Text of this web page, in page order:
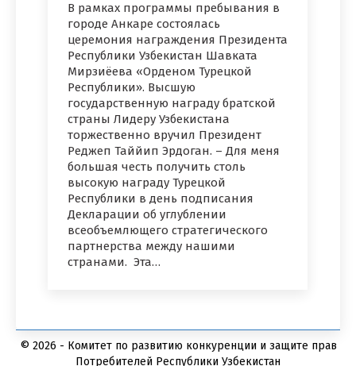
В рамках программы пребывания в
городе Анкаре состоялась
церемония награждения Президента
Республики Узбекистан Шавката
Мирзиёева «Орденом Турецкой
Республики». Высшую
государственную награду братской
страны Лидеру Узбекистана
торжественно вручил Президент
Реджеп Таййип Эрдоган. – Для меня
большая честь получить столь
высокую награду Турецкой
Республики в день подписания
Декларации об углублении
всеобъемлющего стратегического
партнерства между нашими
странами. Эта…
© 2026 - Комитет по развитию конкуренции и защите прав
Потребителей Республики Узбекистан